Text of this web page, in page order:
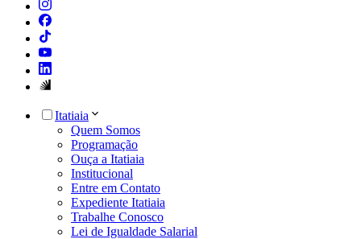
Itatiaia
Quem Somos
Programação
Ouça a Itatiaia
Institucional
Entre em Contato
Expediente Itatiaia
Trabalhe Conosco
Lei de Igualdade Salarial